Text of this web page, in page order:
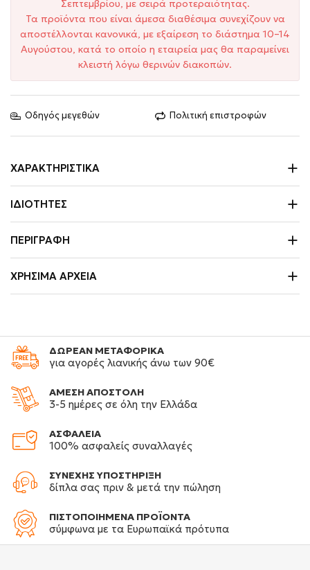
Σεπτεμβρίου, με σειρά προτεραιότητας.
Τα προϊόντα που είναι άμεσα διαθέσιμα συνεχίζουν να
αποστέλλονται κανονικά, με εξαίρεση το διάστημα 10–14
Αυγούστου, κατά το οποίο η εταιρεία μας θα παραμείνει
κλειστή λόγω θερινών διακοπών.
Οδηγός μεγεθών Πολιτική επιστροφών
ΧΑΡΑΚΤΗΡΙΣΤΙΚΆ
ΙΔΙΌΤΗΤΕΣ
ΠΕΡΙΓΡΑΦΉ
ΧΡΉΣΙΜΑ ΑΡΧΕΊΑ
ΔΩΡΕΑΝ ΜΕΤΑΦΟΡΙΚΑ
για αγορές λιανικής άνω των 90€
ΑΜΕΣΗ ΑΠΟΣΤΟΛΗ
3-5 ημέρες σε όλη την Ελλάδα
ΑΣΦΑΛΕΙΑ
100% ασφαλείς συναλλαγές
ΣΥΝΕΧΗΣ ΥΠΟΣΤΗΡΙΞΗ
δίπλα σας πριν & μετά την πώληση
ΠΙΣΤΟΠΟΙΗΜΕΝΑ ΠΡΟΪΟΝΤΑ
σύμφωνα με τα Ευρωπαϊκά πρότυπα